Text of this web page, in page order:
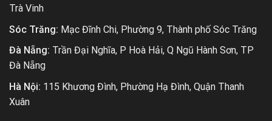
Trà Vinh
Sóc Trăng: Mạc Đĩnh Chi, Phường 9, Thành phố Sóc Trăng
Đà Nẵng: Trần Đại Nghĩa, P Hoà Hải, Q Ngũ Hành Sơn, TP
Đà Nẵng
Hà Nội: 115 Khương Đình, Phường Hạ Đình, Quận Thanh
Xuân